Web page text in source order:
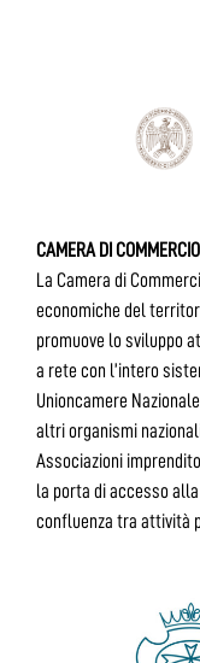
CAMERA DI
La Camera di
economiche del
promuove lo sviluppo
a rete con l’intero
Unioncamere
altri organismi
Associazioni
la porta di accesso
confluenza tra attività